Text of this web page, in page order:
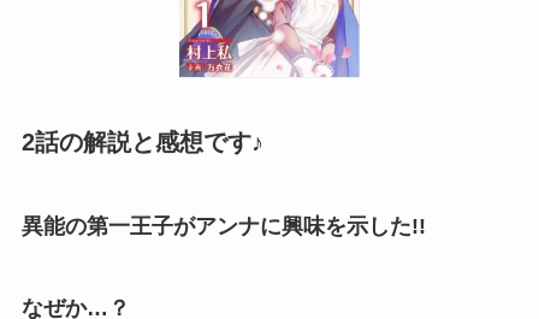
2話の解説と感想です♪
異能の第一王子がアンナに興味を示した!!
なぜか…？